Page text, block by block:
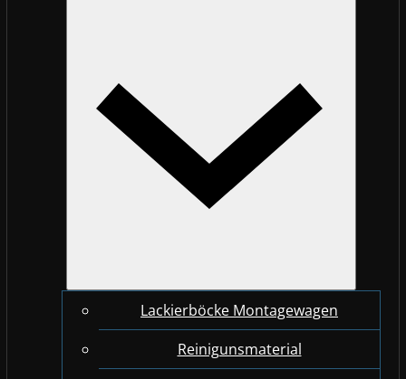
Lackierböcke Montagewagen
Reinigunsmaterial